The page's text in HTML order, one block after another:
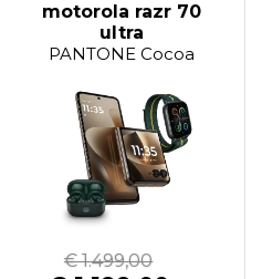
motorola razr 70
ultra
PANTONE Cocoa
€ 1.499,00